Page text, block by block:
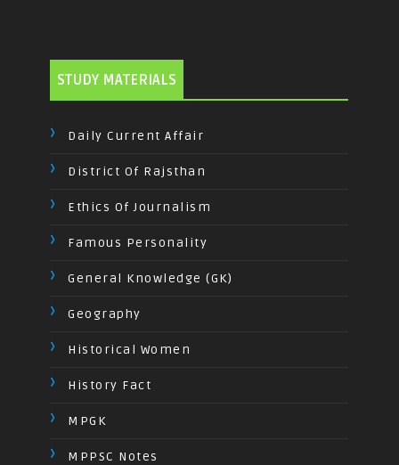
STUDY MATERIALS
Daily Current Affair
District Of Rajsthan
Ethics Of Journalism
Famous Personality
General Knowledge (GK)
Geography
Historical Women
History Fact
MPGK
MPPSC Notes